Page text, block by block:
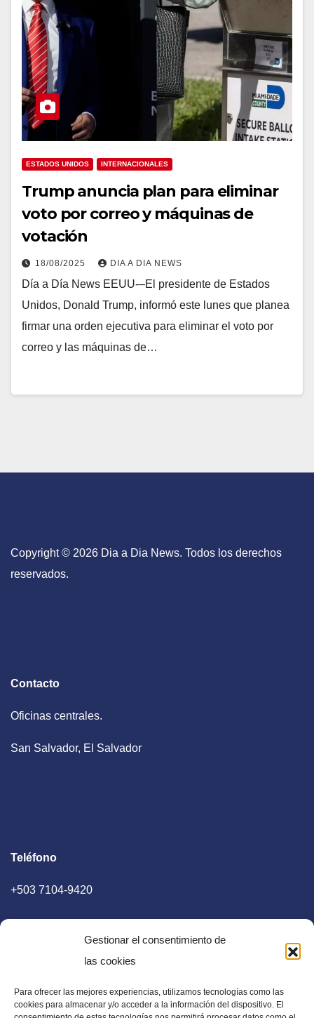
Gestionar el consentimiento de
las cookies
Para ofrecer las mejores experiencias, utilizamos tecnologías como las
cookies para almacenar y/o acceder a la información del dispositivo. El
ESTADOS UNIDOS INTERNACIONALES
Trump anuncia plan para eliminar
voto por correo y máquinas de
votación
18/08/2025 DIA A DIA NEWS
Día a Día News EEUU-–El presidente de Estados
Unidos, Donald Trump, informó este lunes que planea
firmar una orden ejecutiva para eliminar el voto por
correo y las máquinas de…
Copyright © 2026 Dia a Dia News. Todos los derechos
reservados.
Contacto
Oficinas centrales.
San Salvador, El Salvador
Teléfono
+503 7104-9420
E-mail